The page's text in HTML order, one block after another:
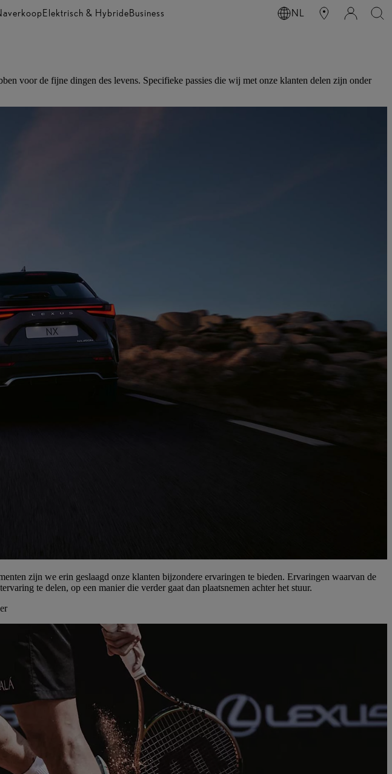
Elektrisch & HybrideBusiness NL
voor de fijne dingen des levens. Specifieke passies die wij met onze klanten delen zijn onder
zijn we erin geslaagd onze klanten bijzondere ervaringen te bieden. Ervaringen waarvan de
te delen, op een manier die verder gaat dan plaatsnemen achter het stuur.